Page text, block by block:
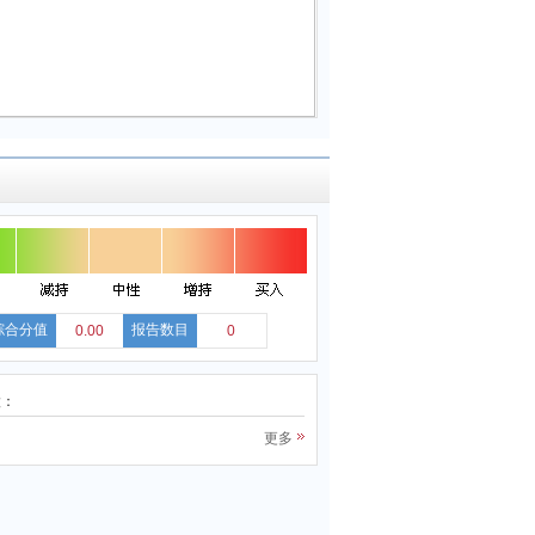
合分值 0.00 报告数目 0
更多